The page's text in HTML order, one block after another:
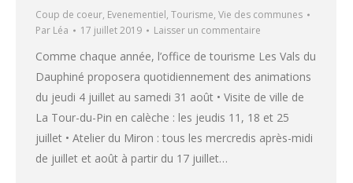
Coup de coeur, Evenementiel, Tourisme, Vie des communes
Par Léa 17 juillet 2019 Laisser un commentaire
Comme chaque année, l’office de tourisme Les Vals du
Dauphiné proposera quotidiennement des animations
du jeudi 4 juillet au samedi 31 août • Visite de ville de
La Tour-du-Pin en calèche : les jeudis 11, 18 et 25
juillet • Atelier du Miron : tous les mercredis après-midi
de juillet et août à partir du 17 juillet…